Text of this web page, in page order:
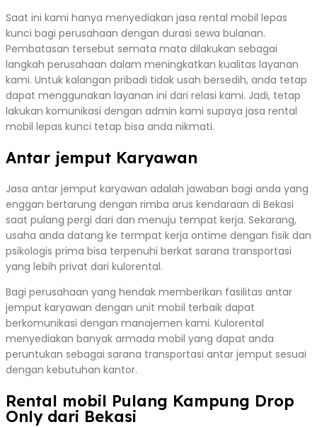
Saat ini kami hanya menyediakan jasa rental mobil lepas
kunci bagi perusahaan dengan durasi sewa bulanan.
Pembatasan tersebut semata mata dilakukan sebagai
langkah perusahaan dalam meningkatkan kualitas layanan
kami. Untuk kalangan pribadi tidak usah bersedih, anda tetap
dapat menggunakan layanan ini dari relasi kami. Jadi, tetap
lakukan komunikasi dengan admin kami supaya jasa rental
mobil lepas kunci tetap bisa anda nikmati.
Antar jemput Karyawan
Jasa antar jemput karyawan adalah jawaban bagi anda yang
enggan bertarung dengan rimba arus kendaraan di Bekasi
saat pulang pergi dari dan menuju tempat kerja. Sekarang,
usaha anda datang ke termpat kerja ontime dengan fisik dan
psikologis prima bisa terpenuhi berkat sarana transportasi
yang lebih privat dari kulorental.
Bagi perusahaan yang hendak memberikan fasilitas antar
jemput karyawan dengan unit mobil terbaik dapat
berkomunikasi dengan manajemen kami. Kulorental
menyediakan banyak armada mobil yang dapat anda
peruntukan sebagai sarana transportasi antar jemput sesuai
dengan kebutuhan kantor.
Rental mobil Pulang Kampung Drop
Only dari Bekasi